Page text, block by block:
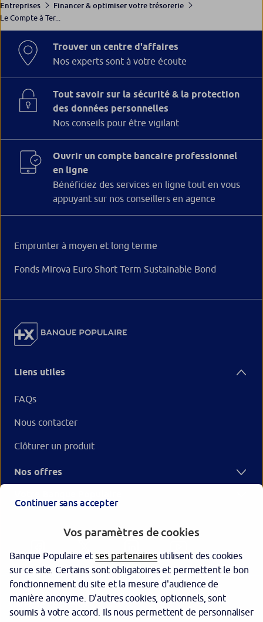
Entreprises
Financer & optimiser votre trésorerie
Le Compte à Ter...
Trouver un centre d'affaires
Nos experts sont à votre écoute
Tout savoir sur la sécurité & la protection
des données personnelles
Nos conseils pour être vigilant
Ouvrir un compte bancaire professionnel
en ligne
Bénéficiez des services en ligne tout en vous
appuyant sur nos conseillers en agence
Emprunter à moyen et long terme
Fonds Mirova Euro Short Term Sustainable Bond
Liens utiles
FAQs
Nous contacter
Clôturer un produit
Nos offres
Garantie des dépôts
Continuer sans accepter
Vos paramètres de cookies
Banque Populaire etses partenaires utilisent des cookies
sur ce site. Certains sont obligatoires et permettent le bon
fonctionnement du site et la mesure d'audience de
manière anonyme. D'autres cookies, optionnels, sont
soumis à votre accord. Ils nous permettent de personnaliser